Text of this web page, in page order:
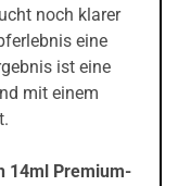
noch klarer
eine
ist eine
mit einem
14ml Premium-